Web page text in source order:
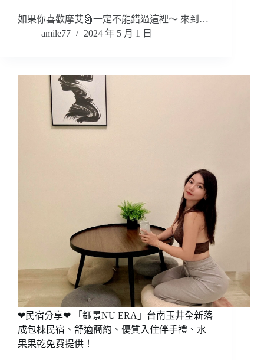
如果你喜歡摩艾🗿一定不能錯過這裡～ 來到…
amile77
2024 年 5 月 1 日
❤民宿分享❤ 「鈺景NU ERA」台南玉井全新落
成包棟民宿、舒適簡約、優質入住伴手禮、水
果果乾免費提供！